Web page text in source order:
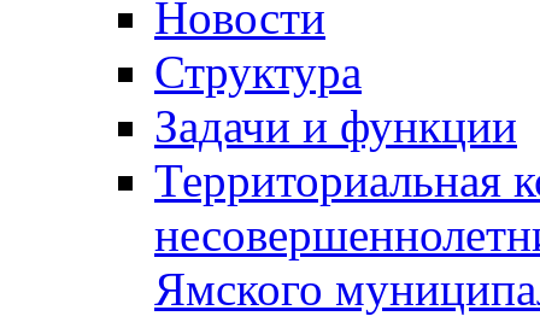
Новости
Структура
Задачи и функции
Территориальная
Ямского